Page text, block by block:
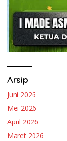
Arsip
Juni 2026
Mei 2026
April 2026
Maret 2026